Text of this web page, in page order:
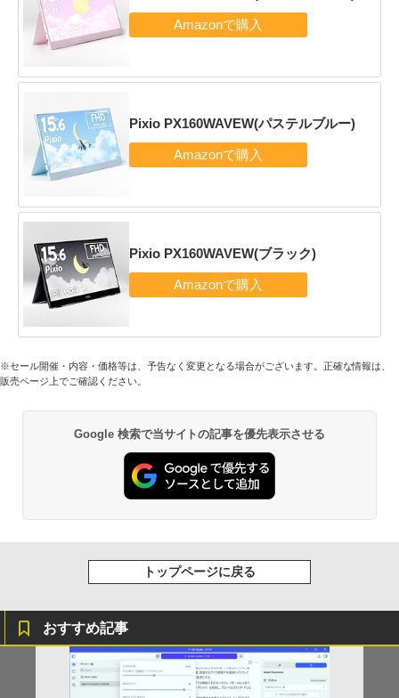
Pixio PX160WAVEW(パステルブルー)
Pixio PX160WAVEW(ブラック)
※セール開催・内容・価格等は、予告なく変更となる場合がございます。正確な情報は、
販売ページ上でご確認ください。
Google 検索で当サイトの記事を優先表示させる
トップページに戻る
おすすめ記事